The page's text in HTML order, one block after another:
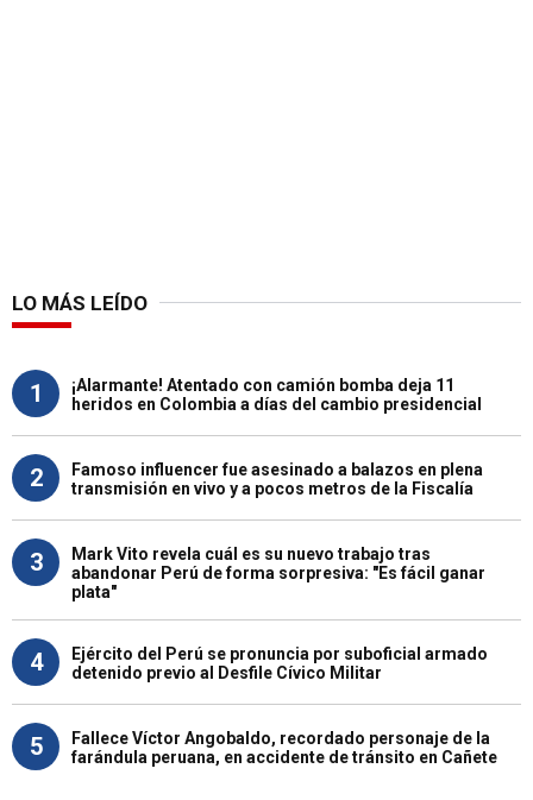
LO MÁS LEÍDO
1
¡Alarmante! Atentado con camión bomba deja 11
heridos en Colombia a días del cambio presidencial
2
Famoso influencer fue asesinado a balazos en plena
transmisión en vivo y a pocos metros de la Fiscalía
3
Mark Vito revela cuál es su nuevo trabajo tras
abandonar Perú de forma sorpresiva: "Es fácil ganar
plata"
4
Ejército del Perú se pronuncia por suboficial armado
detenido previo al Desfile Cívico Militar
5
Fallece Víctor Angobaldo, recordado personaje de la
farándula peruana, en accidente de tránsito en Cañete